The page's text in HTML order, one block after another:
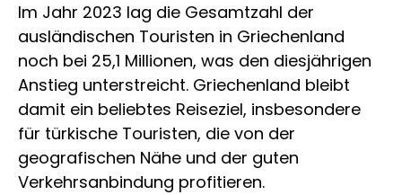
Im Jahr 2023 lag die Gesamtzahl der
ausländischen Touristen in Griechenland
noch bei 25,1 Millionen, was den diesjährigen
Anstieg unterstreicht. Griechenland bleibt
damit ein beliebtes Reiseziel, insbesondere
für türkische Touristen, die von der
geografischen Nähe und der guten
Verkehrsanbindung profitieren.